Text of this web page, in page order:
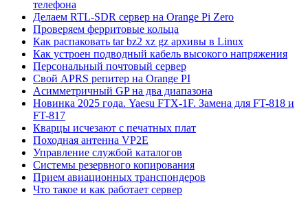
телефона
Делаем RTL-SDR сервер на Orange Pi Zero
Проверяем ферритовые кольца
Как распаковать tar bz2 xz gz архивы в Linux
Как устроен подводный кабель высокого напряжения
Персональный почтовый сервер
Свой APRS репитер на Orange PI
Асимметричный GP на два диапазона
Новинка 2025 года. Yaesu FTX-1F. Замена для FT-818 и
FT-817
Кварцы исчезают с печатных плат
Походная антенна VP2E
Управление службой каталогов
Системы резервного копирования
Прием авиационных транспондеров
Что такое и как работает сервер